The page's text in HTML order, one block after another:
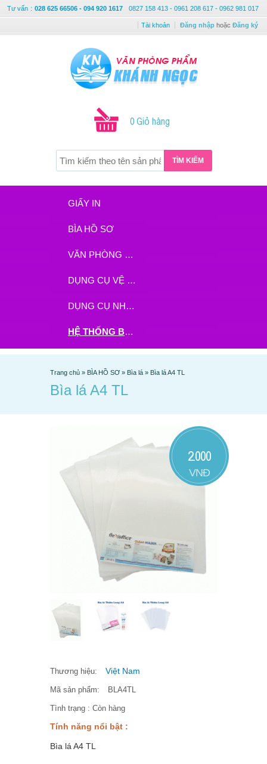
Tư vấn : 028 625 66506 - 094 920 1617 0827 158 413 - 0961 208 617 - 0962 981 017
Tài khoản Đăng nhập hoặc Đăng ký
0 Giỏ hàng
TÌM KIẾM
GIẤY IN
BÌA HỒ SƠ
VĂN PHÒNG PHẨM
DỤNG CỤ VỆ SINH
DỤNG CỤ NHÀ BẾP
HỆ THỐNG BHX - TGDĐ ĐẶT HÀNG TẠI ĐÂY
Trang chủ » BÌA HỒ SƠ » Bìa lá » Bìa lá A4 TL
Bìa lá A4 TL
2.000
VNĐ
Thương hiệu: Việt Nam
Mã sản phẩm: BLA4TL
Tình trạng : Còn hàng
Tính năng nổi bật :
Bìa lá A4 TL